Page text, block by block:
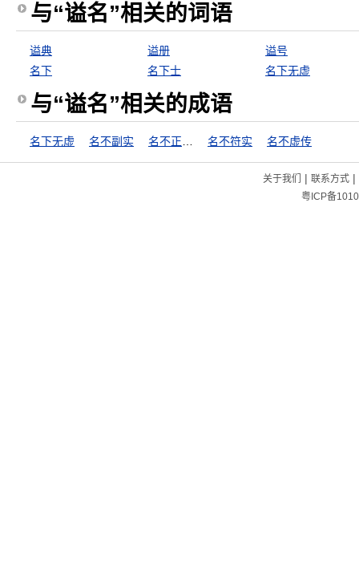
与“谥名”相关的词语
谥典 谥册
谥号
名下
名下士 名下无虚
与“谥名”相关的成语
名下无虚 名不副实 名不符实 名不虚传
关于我们 | 联系方式|
粤ICP备